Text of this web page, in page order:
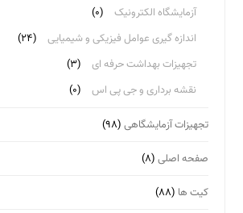
آزمایشگاه الکترونیک
(۰)
اندازه گیری عوامل فیزیکی و شیمیایی
(۲۴)
تجهیزات بهداشت حرفه ای
(۳)
نقشه برداری و جی پی اس
(۰)
تجهیزات آزمایشگاهی (۹۸)
صفحه اصلی (۸)
کیت ها (۸۸)